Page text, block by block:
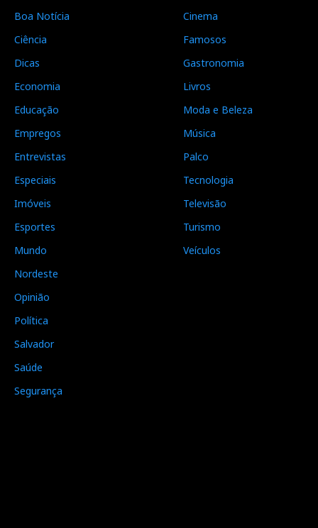
Boa Notícia
Ciência
Dicas
Economia
Educação
Empregos
Entrevistas
Especiais
Imóveis
Esportes
Mundo
Nordeste
Opinião
Política
Salvador
Saúde
Segurança
Cinema
Famosos
Gastronomia
Livros
Moda e Beleza
Música
Palco
Tecnologia
Televisão
Turismo
Veículos